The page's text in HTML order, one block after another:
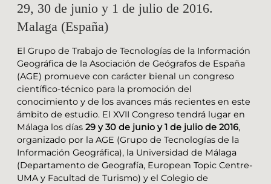
29, 30 de junio y 1 de julio de 2016.
Malaga (España)
El Grupo de Trabajo de Tecnologías de la Información
Geográfica de la Asociación de Geógrafos de España
(AGE) promueve con carácter bienal un congreso
científico-técnico para la promoción del
conocimiento y de los avances más recientes en este
ámbito de estudio. El XVII Congreso tendrá lugar en
Málaga los días 29 y 30 de junio y 1 de julio de 2016,
organizado por la AGE (Grupo de Tecnologías de la
Información Geográfica), la Universidad de Málaga
(Departamento de Geografía, European Topic Centre-
UMA y Facultad de Turismo) y el Colegio de